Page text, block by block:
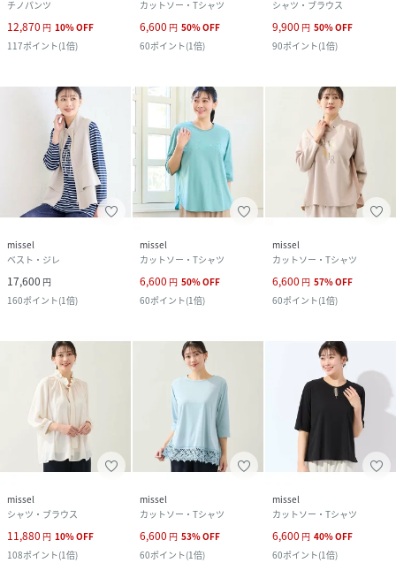
チノパンツ
12,870 円 10%OFF
117ポイント(1倍)
カットソー・Tシャツ
6,600 円 50%OFF
60ポイント(1倍)
シャツ・ブラウス
9,900 円 50%OFF
90ポイント(1倍)
missel
ベスト・ジレ
17,600 円
160ポイント(1倍)
missel
カットソー・Tシャツ
6,600 円 50%OFF
60ポイント(1倍)
missel
カットソー・Tシャツ
6,600 円 57%OFF
60ポイント(1倍)
missel
シャツ・ブラウス
11,880 円 10%OFF
108ポイント(1倍)
missel
カットソー・Tシャツ
6,600 円 53%OFF
60ポイント(1倍)
missel
カットソー・Tシャツ
6,600 円 40%OFF
60ポイント(1倍)